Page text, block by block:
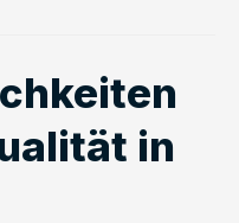
in